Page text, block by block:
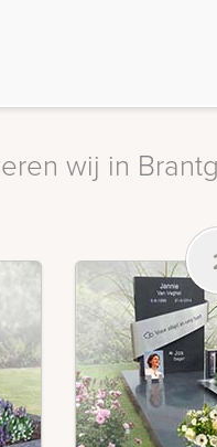
wij in